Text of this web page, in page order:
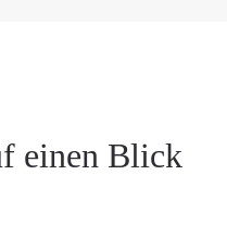
einen Blick